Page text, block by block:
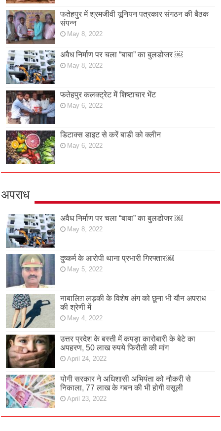
फतेहपुर में श्रमजीवी यूनियन पत्रकार संगठन की बैठक
संपन्न
May 8, 2022
अवैध निर्माण पर चला “बाबा” का बुलडोजर ￼
May 8, 2022
फतेहपुर कलक्ट्रेट में शिष्टाचार भेंट
May 6, 2022
डिटाक्स डाइट से करें बाडी को क्लीन
May 6, 2022
अपराध
अवैध निर्माण पर चला “बाबा” का बुलडोजर ￼
May 8, 2022
दुष्कर्म के आरोपी थाना प्रभारी गिरफ्तार￼
May 5, 2022
नाबालिग़ लड़की के विशेष अंग को छूना भी यौन अपराध
की श्रेणी में
May 4, 2022
उत्तर प्रदेश के बस्ती में कपड़ा कारोबारी के बेटे का
अपहरण, 50 लाख रुपये फिरौती की मांग
April 24, 2022
योगी सरकार ने अधिशासी अभियंता को नौकरी से
निकाला, 77 लाख के गबन की भी होगी वसूली
April 23, 2022